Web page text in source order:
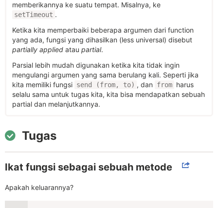
memberikannya ke suatu tempat. Misalnya, ke
setTimeout .
Ketika kita memperbaiki beberapa argumen dari function
yang ada, fungsi yang dihasilkan (less universal) disebut
partially applied atau partial.
Parsial lebih mudah digunakan ketika kita tidak ingin
mengulangi argumen yang sama berulang kali. Seperti jika
kita memiliki fungsi send (from, to) , dan from harus
selalu sama untuk tugas kita, kita bisa mendapatkan sebuah
partial dan melanjutkannya.
Tugas
Ikat fungsi sebagai sebuah metode
Apakah keluarannya?